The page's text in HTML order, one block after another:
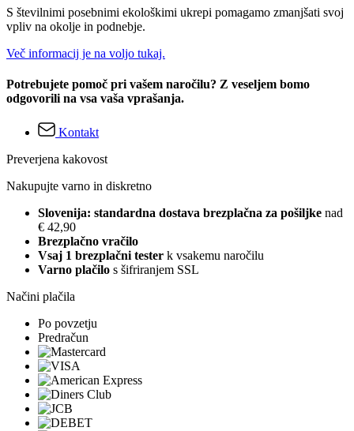
S številnimi posebnimi ekološkimi ukrepi pomagamo zmanjšati svoj
vpliv na okolje in podnebje.
Več informacij je na voljo tukaj.
Potrebujete pomoč pri vašem naročilu? Z veseljem bomo
odgovorili na vsa vaša vprašanja.
Kontakt
Preverjena kakovost
Nakupujte varno in diskretno
Slovenija: standardna dostava brezplačna za pošiljke nad
€ 42,90
Brezplačno vračilo
Vsaj 1 brezplačni tester k vsakemu naročilu
Varno plačilo s šifriranjem SSL
Načini plačila
Po povzetju
Predračun